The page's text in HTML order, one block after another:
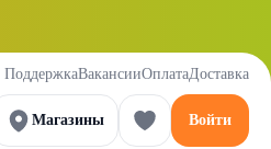
ПоддержкаВакансииОплатаДоставка
Магазины Войти